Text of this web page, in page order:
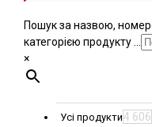
Пошук за назвою,
категорією продукту ...
×
Усі продукти4 606